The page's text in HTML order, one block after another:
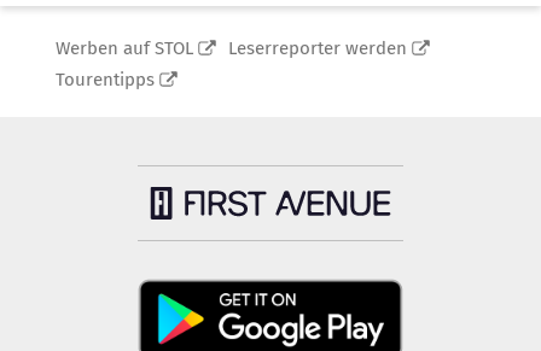
Werben auf STOL
Leserreporter werden
Tourentipps